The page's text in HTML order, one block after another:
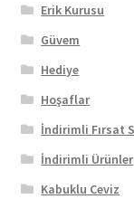
Erik Kurusu
Güvem
Hediye
Hoşaflar
İndirimli Fırsat
İndirimli Ürünler
Kabuklu Ceviz